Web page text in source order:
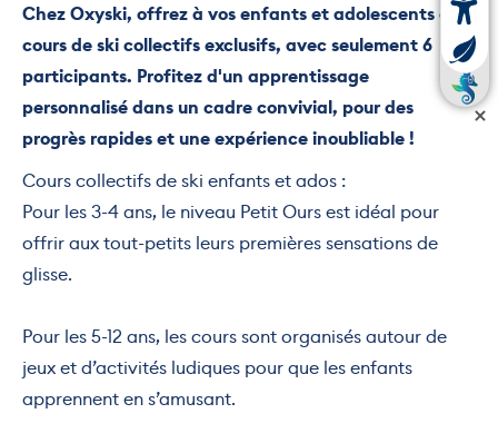
Chez Oxyski, offrez à vos enfants et adolescents des
cours de ski collectifs exclusifs, avec seulement 6
participants. Profitez d'un apprentissage
personnalisé dans un cadre convivial, pour des
progrès rapides et une expérience inoubliable !
Cours collectifs de ski enfants et ados :
Pour les 3-4 ans, le niveau Petit Ours est idéal pour
offrir aux tout-petits leurs premières sensations de
glisse.
Pour les 5-12 ans, les cours sont organisés autour de
jeux et d’activités ludiques pour que les enfants
apprennent en s’amusant.